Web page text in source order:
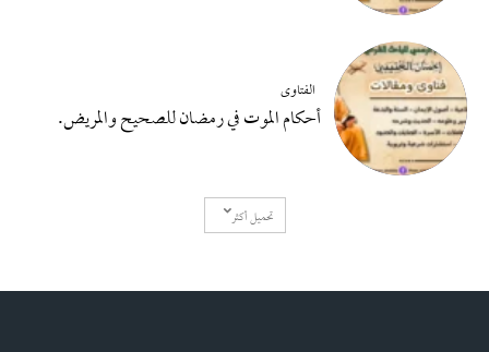
الفتاوى
أحكام الموت في رمضان للصحيح والمريض.
تحميل أكثر